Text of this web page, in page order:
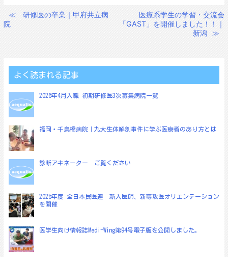
投
シ
ョ
ン
≪
研修医の卒業｜甲府共立病
院
医療系学生の学習・交流会
「GAST」を開催しました！！｜
新潟
≫
よく読まれる記事
2026年4月入職 初期研修医3次募集病院一覧
福岡・千鳥橋病院｜九大生体解剖事件に学ぶ医療者のあり方とは
診断アキネーター ご覧ください
2025年度 全日本民医連 新入医師、新専攻医オリエンテーション
を開催
医学生向け情報誌Medi-Wing第94号電子版を公開しました。